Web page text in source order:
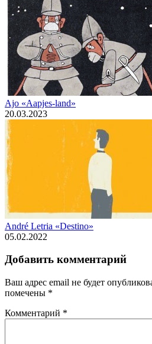
Ajo «Aapjes-land»
20.03.2023
André Letria «Destino»
05.02.2022
Добавить комментарий
Ваш адрес email не будет
помечены *
Комментарий *